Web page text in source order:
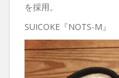
を採用。
SUICOKE『NOTS-M』